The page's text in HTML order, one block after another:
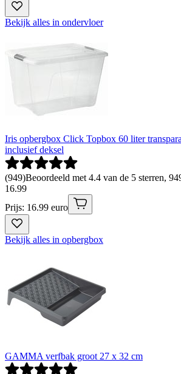
Bekijk alles in ondervloer
Iris opbergbox Click Topbox 60 liter
inclusief deksel
(949)Beoordeeld met 4.4 van de 5 sterren,
16.99
Prijs: 16.99 euro
Bekijk alles in opbergbox
GAMMA verfbak groot 27 x 32 cm